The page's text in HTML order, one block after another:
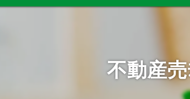
不動産